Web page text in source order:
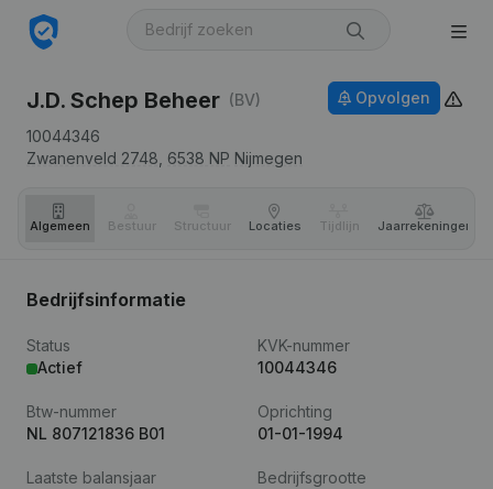
J.D. Schep Beheer (BV)
10044346
Zwanenveld 2748, 6538 NP Nijmegen
Opvolgen
Algemeen Bestuur Structuur Locaties Tijdlijn Jaar­rekeningen
Bedrijfsinformatie
Status
Actief
KVK-nummer
10044346
Btw-nummer
NL 807121836 B01
Oprichting
01-01-1994
Laatste balansjaar
Bedrijfsgrootte